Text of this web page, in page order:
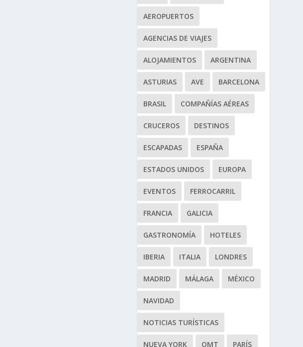
AEROPUERTOS
AGENCIAS DE VIAJES
ALOJAMIENTOS ARGENTINA
ASTURIAS AVE BARCELONA
BRASIL COMPAÑÍAS AÉREAS
CRUCEROS DESTINOS
ESCAPADAS ESPAÑA
ESTADOS UNIDOS EUROPA
EVENTOS FERROCARRIL
FRANCIA GALICIA
GASTRONOMÍA HOTELES
IBERIA ITALIA LONDRES
MADRID MÁLAGA MÉXICO
NAVIDAD
NOTICIAS TURÍSTICAS
NUEVA YORK OMT PARÍS